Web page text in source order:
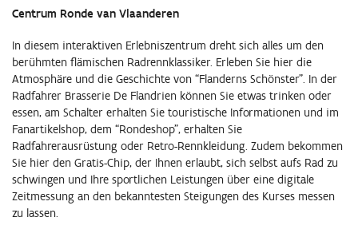
Centrum Ronde van Vlaanderen
In diesem interaktiven Erlebniszentrum dreht sich alles um den
berühmten flämischen Radrennklassiker. Erleben Sie hier die
Atmosphäre und die Geschichte von “Flanderns Schönster”. In der
Radfahrer Brasserie De Flandrien können Sie etwas trinken oder
essen, am Schalter erhalten Sie touristische Informationen und im
Fanartikelshop, dem “Rondeshop”, erhalten Sie
Radfahrerausrüstung oder Retro-Rennkleidung. Zudem bekommen
Sie hier den Gratis-Chip, der Ihnen erlaubt, sich selbst aufs Rad zu
schwingen und Ihre sportlichen Leistungen über eine digitale
Zeitmessung an den bekanntesten Steigungen des Kurses messen
zu lassen.